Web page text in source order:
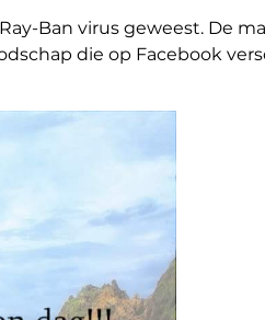
Ban virus geweest. De
die op Facebook